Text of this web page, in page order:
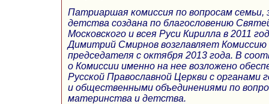
Патриаршая комиссия по вопросам
детства создана по благословению
Московского и всея Руси Кирилла в 2011
Димитрий Смирнов возглавляет Комиссию
председателя с октября 2013 года. В
о Комиссии именно на нее возложено
Русской Православной Церкви с органами
и общественными объединениями по
материнства и детства.